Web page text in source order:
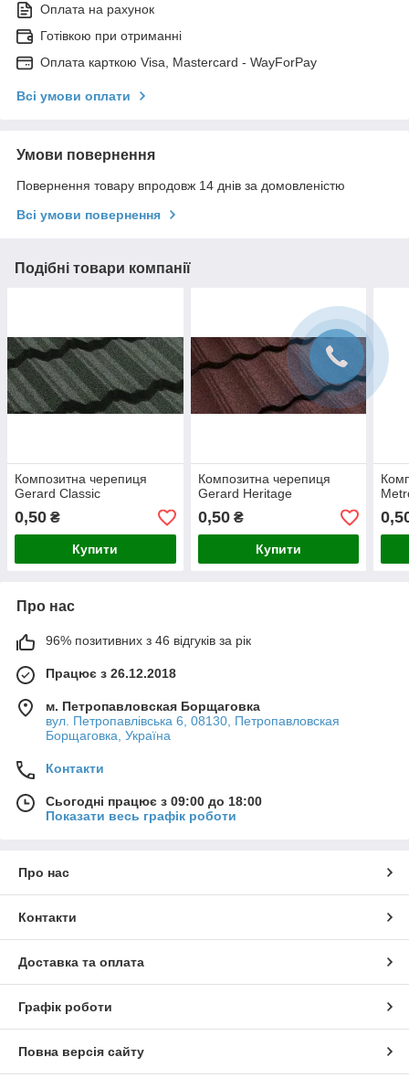
Оплата на рахунок
Готівкою при отриманні
Оплата карткою Visa, Mastercard - WayForPay
Всі умови оплати
Умови повернення
Повернення товару впродовж 14 днів за домовленістю
Всі умови повернення
Подібні товари компанії
Композитна черепиця
Gerard Classic
0,50 ₴
Купити
Композитна черепиця
Gerard Heritage
0,50₴
Купити
Про нас
96% позитивних з 46 відгуків за рік
Працює з 26.12.2018
м. Петропавловская Борщаговка
вул. Петропавлівська 6, 08130, Петропавловская
Борщаговка, Україна
Контакти
Сьогодні працює з 09:00 до 18:00
Показати весь графік роботи
Про нас
Контакти
Доставка та оплата
Графік роботи
Повна версія сайту